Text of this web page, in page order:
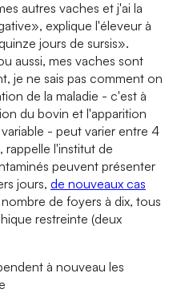
autres vaches et j'ai la
explique l'éleveur à
jours de sursis».
aussi, mes vaches sont
je ne sais pas comment on
de la maladie - c'est à
du bovin et l'apparition
- peut varier entre 4
rappelle l'institut de
peuvent présenter
jours, de nouveaux cas
de foyers à dix, tous
restreinte (deux
à nouveau les